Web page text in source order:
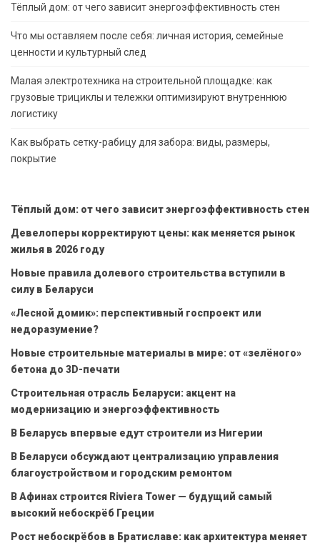
Тёплый дом: от чего зависит энергоэффективность стен
Что мы оставляем после себя: личная история, семейные
ценности и культурный след
Малая электротехника на строительной площадке: как
грузовые трициклы и тележки оптимизируют внутреннюю
логистику
Как выбрать сетку-рабицу для забора: виды, размеры,
покрытие
Тёплый дом: от чего зависит энергоэффективность стен
Девелоперы корректируют цены: как меняется рынок
жилья в 2026 году
Новые правила долевого строительства вступили в
силу в Беларуси
«Лесной домик»: перспективный госпроект или
недоразумение?
Новые строительные материалы в мире: от «зелёного»
бетона до 3D-печати
Строительная отрасль Беларуси: акцент на
модернизацию и энергоэффективность
В Беларусь впервые едут строители из Нигерии
В Беларуси обсуждают централизацию управления
благоустройством и городским ремонтом
В Афинах строится Riviera Tower — будущий самый
высокий небоскрёб Греции
Рост небоскрёбов в Братиславе: как архитектура меняет